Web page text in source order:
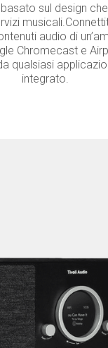
sul design
audio di
Chromecast e
qualsiasi
integrato.